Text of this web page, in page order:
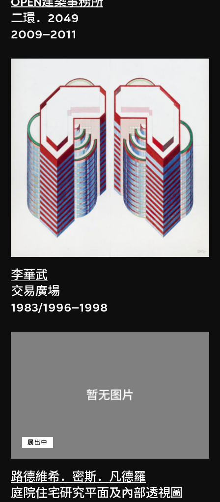
二環．2049
2009–2011
李華武
交易廣場
1983/1996–1998
路德維希．密斯．凡德羅
展出中
庭院住宅研究平面及內部透視圖